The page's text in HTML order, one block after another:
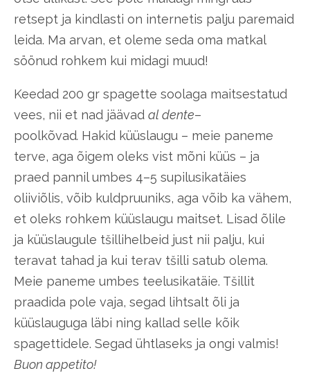
retsept ja kindlasti on internetis palju paremaid
leida. Ma arvan, et oleme seda oma matkal
söönud rohkem kui midagi muud!
Keedad 200 gr spagette soolaga maitsestatud
vees, nii et nad jäävad al dente–
poolkõvad. Hakid küüslaugu – meie paneme
terve, aga õigem oleks vist mõni küüs – ja
praed pannil umbes 4–5 supilusikatäies
oliiviõlis, võib kuldpruuniks, aga võib ka vähem,
et oleks rohkem küüslaugu maitset. Lisad õlile
ja küüslaugule tšillihelbeid just nii palju, kui
teravat tahad ja kui terav tšilli satub olema.
Meie paneme umbes teelusikatäie. Tšillit
praadida pole vaja, segad lihtsalt õli ja
küüslauguga läbi ning kallad selle kõik
spagettidele. Segad ühtlaseks ja ongi valmis!
Buon appetito!